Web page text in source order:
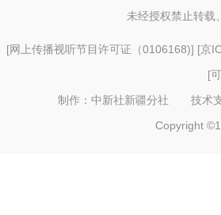
未经授权禁止转载
[网上传播视听节目许可证（0106168)] [京
[
制作：中新社新疆分社 技术
Copyright